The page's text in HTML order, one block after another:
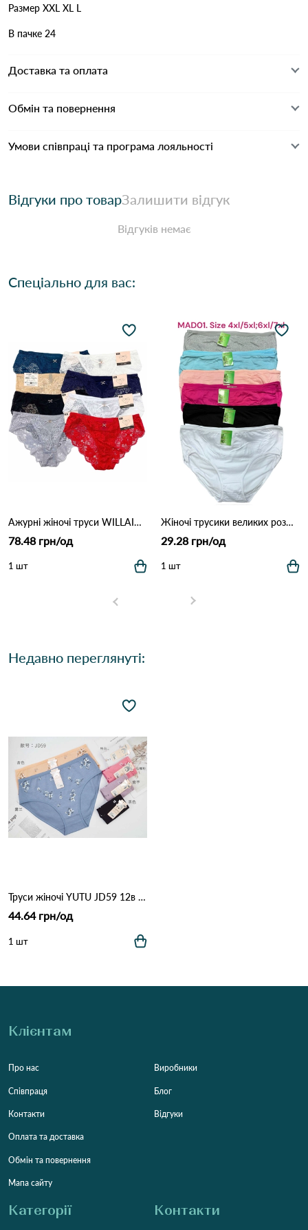
Размер XXL XL L
В пачке 24
Доставка та оплата
Обмін та повернення
Умови співпраці та програма лояльності
Відгуки про товарЗалишити відгук
Відгуків немає
Спеціально для вас:
Ажурні жіночі труси WILLAIRA 8022 5б Різні кольори
78.48 грн/од
1 шт
Жіночі трусики великих розмірів MAD01 (4XL–7XL) 7F Різні кольори
29.28 грн/од
1 шт
Недавно переглянуті:
Труси жіночі YUTU JD59 12в Різні кольори
44.64 грн/од
1 шт
Клієнтам
Про нас
Співпраця
Контакти
Оплата та доставка
Обмін та повернення
Мапа сайту
Виробники
Блог
Відгуки
Категорії Контакти